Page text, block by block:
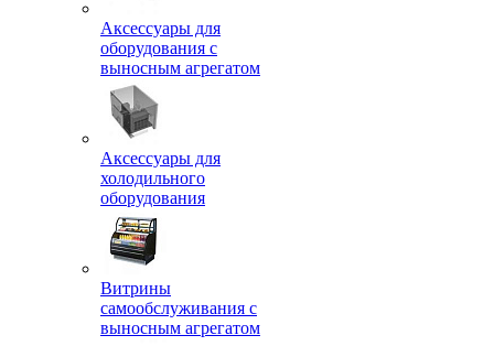
Аксессуары для
оборудования с
выносным агрегатом
Аксессуары для
холодильного
оборудования
Витрины
самообслуживания с
выносным агрегатом